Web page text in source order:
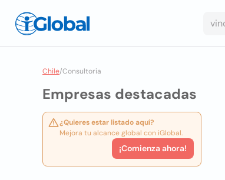
Chile/Consultoria
Empresas destacadas
¿Quieres estar listado aquí?
Mejora tu alcance global con iGlobal.
¡Comienza ahora!